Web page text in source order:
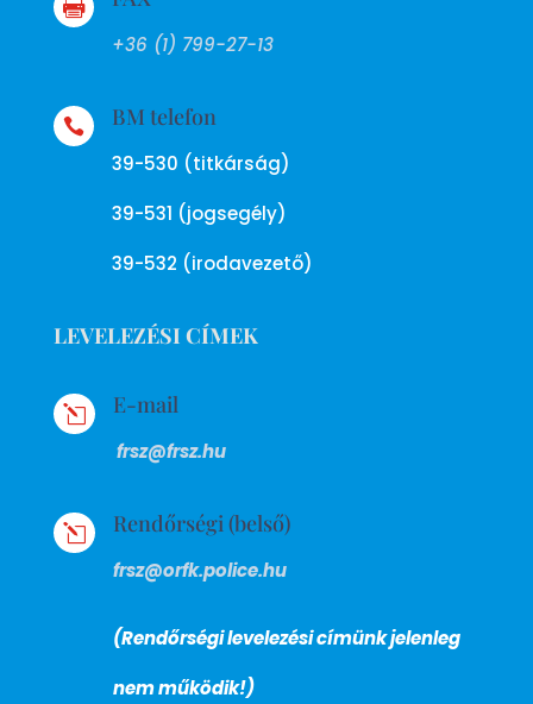

+36 (1) 799-27-13
 BM telefon
39-530 (titkárság)
39-531 (jogsegély)
39-532 (irodavezető)
LEVELEZÉSI CÍMEK
l E-mail
frsz@frsz.hu
l Rendőrségi (belső)
frsz@orfk.police.hu
(Rendőrségi levelezési címünk jelenleg
nem működik!)